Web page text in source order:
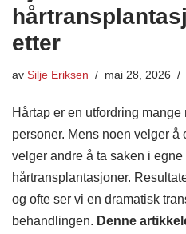
etter
av Silje Eriksen mai 28, 2026
Hårtap er en utfordring
personer. Mens noen velger å
velger andre å ta saken i
hårtransplantasjoner.
og ofte ser vi en dramatisk
behandlingen. Denne